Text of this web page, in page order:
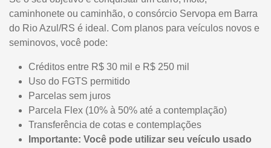
caminhonete ou caminhão, o consórcio Servopa em Barra
do Rio Azul/RS é ideal. Com planos para veículos novos e
seminovos, você pode:
Créditos entre R$ 30 mil e R$ 250 mil
Uso do FGTS permitido
Parcelas sem juros
Parcela Flex (10% à 50% até a contemplação)
Transferência de cotas e contemplações
Importante: Você pode utilizar seu veículo usado